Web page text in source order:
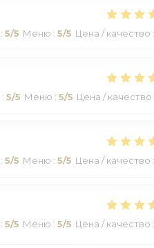
: 5/5 Меню : 5/5 Цена / качество :
: 5/5 Меню : 5/5 Цена / качество
: 5/5 Меню : 5/5 Цена / качество :
: 5/5 Меню : 5/5 Цена / качество :